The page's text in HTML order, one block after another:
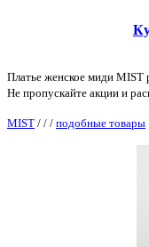
Платье женское миди MIST
Не пропускайте акции и
MIST / / / подобные товары